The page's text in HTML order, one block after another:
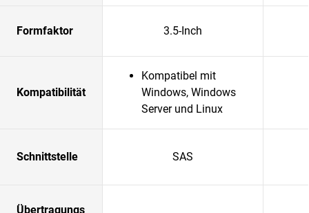
Formfaktor 3.5-Inch
Kompatibilität
Kompatibel mit
Windows, Windows
Server und Linux
Schnittstelle SAS
Übertragungs